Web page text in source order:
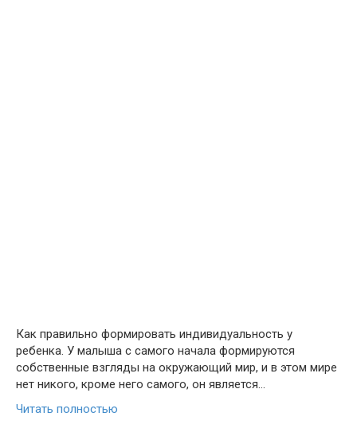
Как правильно формировать индивидуальность у
ребенка. У малыша с самого начала формируются
собственные взгляды на окружающий мир, и в этом мире
нет никого, кроме него самого, он является…
Читать полностью